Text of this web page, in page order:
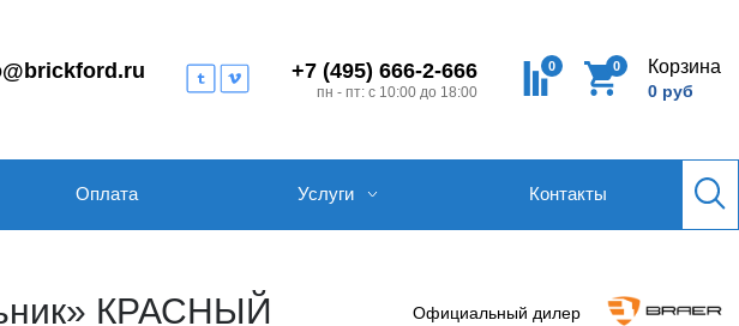
+7 (495) 666-2-666
пн - пт: с 10:00 до 18:00
0 0 Корзина
0 руб
Оплата Услуги Контакты
КРАСНЫЙ Официальный дилер